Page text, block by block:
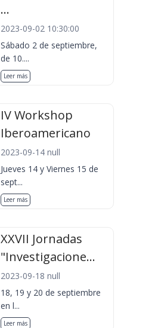
...
2023-09-02 10:30:00
Sábado 2 de septiembre,
de 10....
Leer más
IV Workshop
Iberoamericano
2023-09-14 null
Jueves 14 y Viernes 15 de
sept...
Leer más
XXVII Jornadas
"Investigacione...
2023-09-18 null
18, 19 y 20 de septiembre
en l...
Leer más